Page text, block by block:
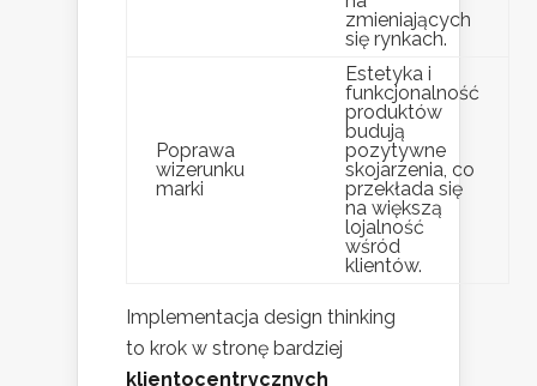
zmieniających
się rynkach.
Poprawa
wizerunku
marki
Estetyka i
funkcjonalność
produktów
budują
pozytywne
skojarzenia, co
przekłada się
na większą
lojalność
wśród
klientów.
Implementacja design thinking
to krok w stronę bardziej
klientocentrycznych